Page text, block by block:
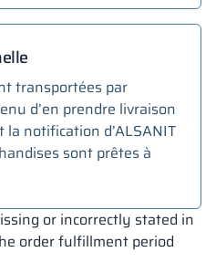
transportées par
d’en prendre livraison
notification d’ALSANIT
sont prêtes à
or incorrectly stated in
order fulfillment period